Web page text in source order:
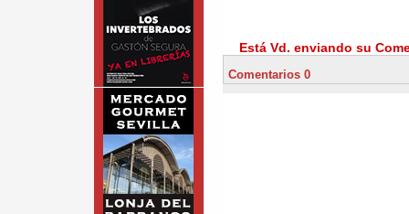
Está Vd. enviando su
Comentarios 0